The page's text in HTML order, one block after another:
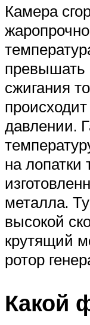
Камера
превышать
сжигания
давлении.
на лопатки
металла.
высокой
крутящий
ротор
Какой